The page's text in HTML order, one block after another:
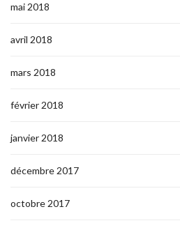
mai 2018
avril 2018
mars 2018
février 2018
janvier 2018
décembre 2017
octobre 2017